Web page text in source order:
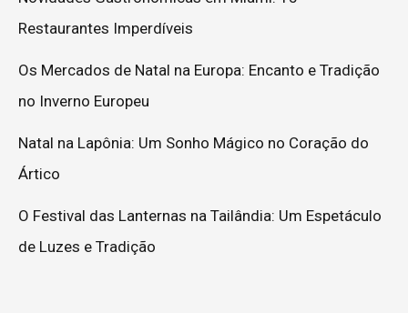
Restaurantes Imperdíveis
Os Mercados de Natal na Europa: Encanto e Tradição
no Inverno Europeu
Natal na Lapônia: Um Sonho Mágico no Coração do
Ártico
O Festival das Lanternas na Tailândia: Um Espetáculo
de Luzes e Tradição